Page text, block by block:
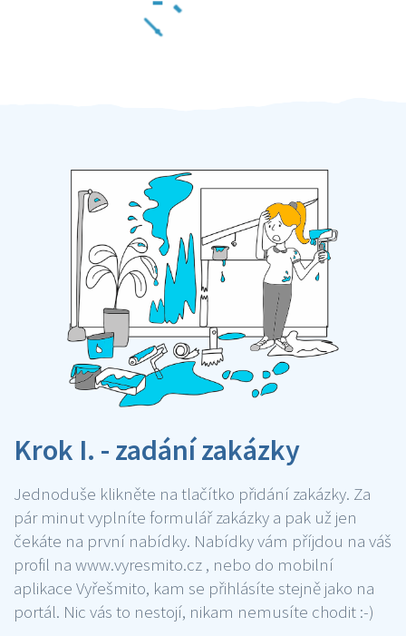
Krok I. - zadání zakázky
Jednoduše klikněte na tlačítko přidání zakázky. Za
pár minut vyplníte formulář zakázky a pak už jen
čekáte na první nabídky. Nabídky vám příjdou na váš
profil na www.vyresmito.cz , nebo do mobilní
aplikace Vyřešmito, kam se přihlásíte stejně jako na
portál. Nic vás to nestojí, nikam nemusíte chodit :-)